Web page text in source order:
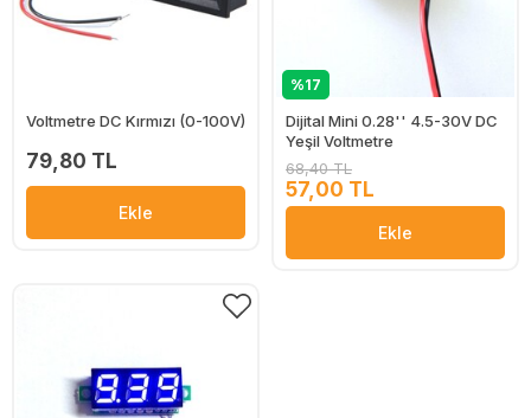
Voltmetre DC Kırmızı (0-100V)
79,80 TL
Ekle
%17
Dijital Mini 0.28'' 4.5-30V DC
Yeşil Voltmetre
68,40 TL
57,00 TL
Ekle